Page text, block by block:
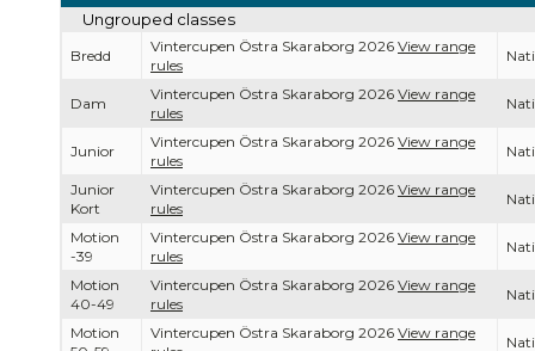
Ungrouped classes
Bredd
Vintercupen Östra Skaraborg 2026 View range
rules
Dam
Vintercupen Östra Skaraborg 2026 View range
rules
Junior
Vintercupen Östra Skaraborg 2026 View range
rules
Junior
Kort
Vintercupen Östra Skaraborg 2026 View range
rules
Motion
-39
Vintercupen Östra Skaraborg 2026 View range
rules
Motion
40-49
Vintercupen Östra Skaraborg 2026 View range
rules
Motion
Vintercupen Östra Skaraborg 2026 View range